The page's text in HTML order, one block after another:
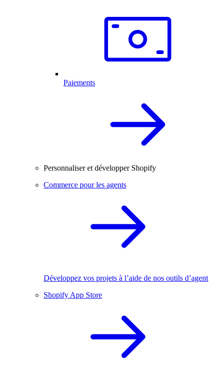
Paiements
Personnaliser et développer Shopify
Commerce pour les agents
Développez vos projets à l’aide de nos outils d’agent
Shopify App Store